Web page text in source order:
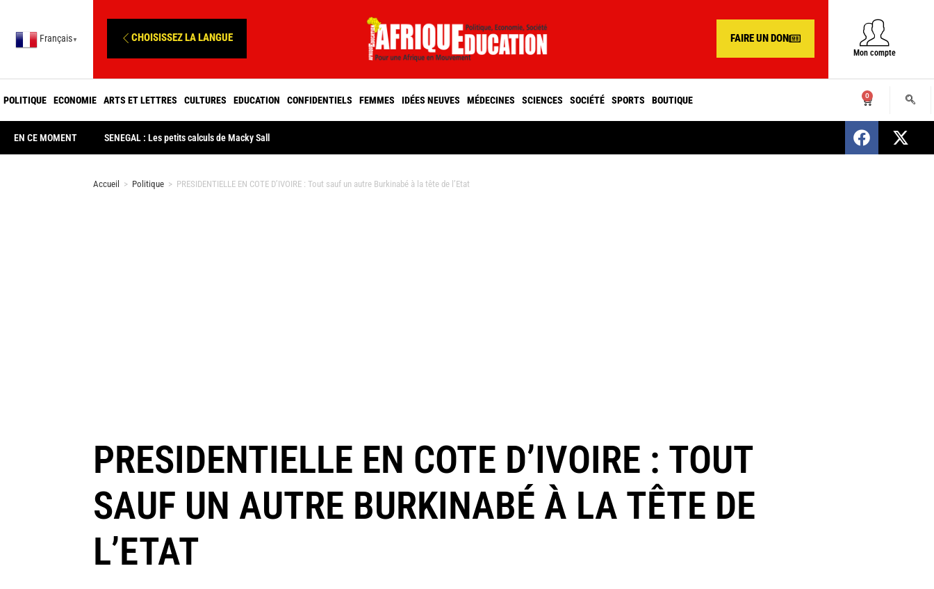
Français ▼ CHOISISSEZ LA LANGUE FAIRE UN DON
Mon compte
POLITIQUE ECONOMIE ARTS ET LETTRES CULTURES EDUCATION CONFIDENTIELS FEMMES IDÉES NEUVES MÉDECINES SCIENCES SOCIÉTÉ SPORTS BOUTIQUE 0
EN CE MOMENT SENEGAL : Les petits calculs de Macky Sall SENEGAL : Nomination d’un nouveau
Accueil > Politique > PRESIDENTIELLE EN COTE D’IVOIRE : Tout sauf un autre Burkinabé à la tête de l’Etat
PRESIDENTIELLE EN COTE D’IVOIRE : TOUT
SAUF UN AUTRE BURKINABÉ À LA TÊTE DE
L’ETAT